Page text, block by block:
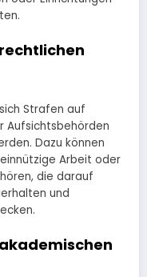
Strafen auf
Aufsichtsbehörden
Dazu können
Arbeit oder
die darauf
und